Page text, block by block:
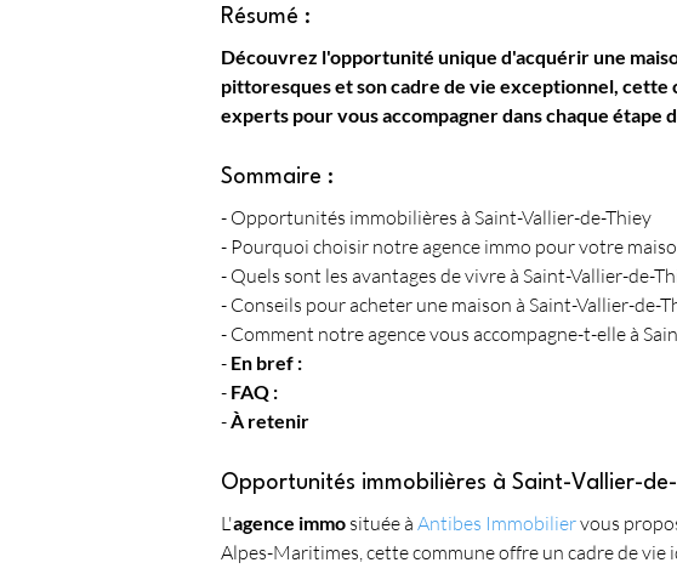
Résumé :
Découvrez l'opportunité unique d'acquérir une
pittoresques et son cadre de vie exceptionnel, cette
experts pour vous accompagner dans chaque étape
Sommaire :
- Opportunités immobilières à Saint-Vallier-de-Thiey
- Pourquoi choisir notre agence immo pour votre
- Quels sont les avantages de vivre à Saint-Vallier-de-
- Conseils pour acheter une maison à Saint-Vallier-de-
- Comment notre agence vous accompagne-t-elle à
- En bref :
- FAQ :
- À retenir
Opportunités immobilières à Saint-Vallier-
L'agence immo située à Antibes Immobilier vous
Alpes-Maritimes, cette commune offre un cadre de